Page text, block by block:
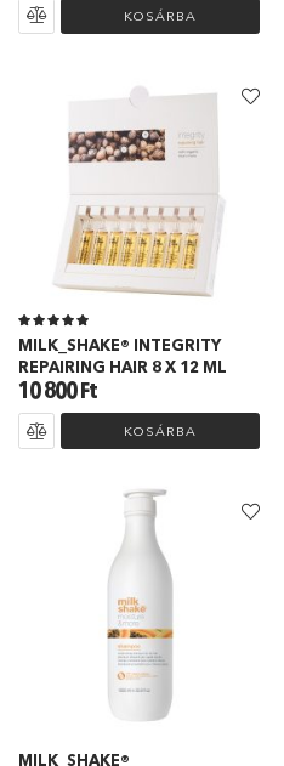
KOSÁRBA
MILK_SHAKE® INTEGRITY
REPAIRING HAIR 8 X 12 ML
HAJSZERKEZET JAVÍTÓ
AMPULLA
10 800Ft
KOSÁRBA
MILK_SHAKE®